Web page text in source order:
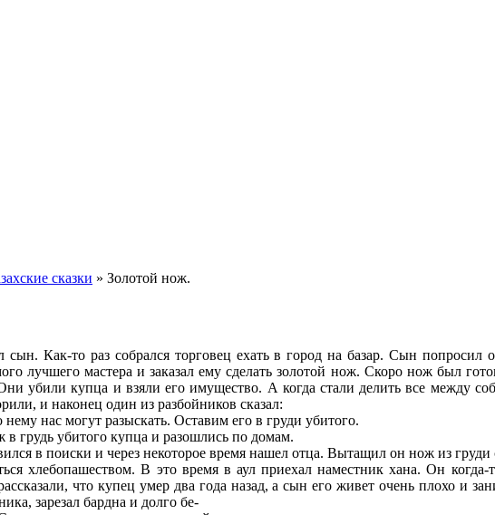
сказки » Золотой нож.
Как-то раз собрался торговец ехать в город на базар. Сын
лучшего мастера и заказал ему сделать золотой нож. Скоро нож был
убили купца и взяли его имущество. А когда стали делить все между
и наконец один из разбойников сказал:
нас могут разыскать. Оставим его в груди убитого.
грудь убитого купца и разошлись по домам.
в поиски и через некоторое время нашел отца. Вытащил он нож из груди
хлебопашеством. В это время в аул приехал наместник хана. Он
что купец умер два года назад, а сын его живет очень плохо и
зарезал бардна и долго бе-